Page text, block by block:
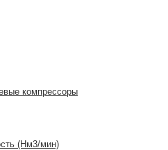
компрессоры
(Нм3/мин)